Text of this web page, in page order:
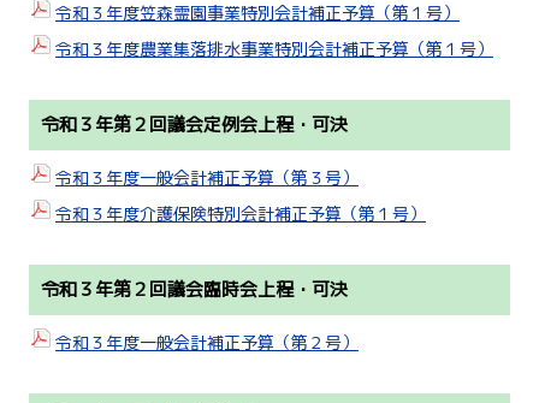
令和３年度笠森霊園事業特別会計補正予算（第１号）
令和３年度農業集落排水事業特別会計補正予算（第１号）
令和３年第２回議会定例会上程・可決
令和３年度一般会計補正予算（第３号）
令和３年度介護保険特別会計補正予算（第１号）
令和３年第２回議会臨時会上程・可決
令和３年度一般会計補正予算（第２号）